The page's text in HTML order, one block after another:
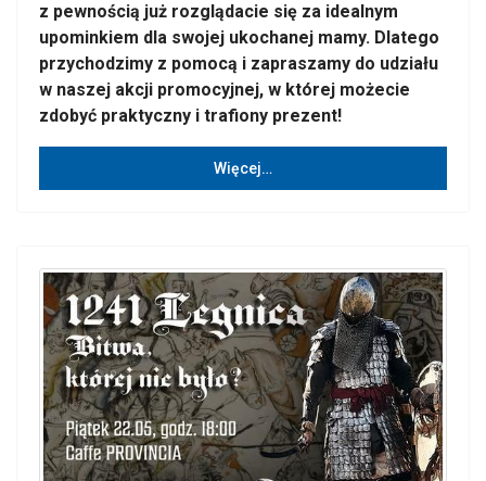
z pewnością już rozglądacie się za idealnym
upominkiem dla swojej ukochanej mamy. Dlatego
przychodzimy z pomocą i zapraszamy do udziału
w naszej akcji promocyjnej, w której możecie
zdobyć praktyczny i trafiony prezent!
Więcej…